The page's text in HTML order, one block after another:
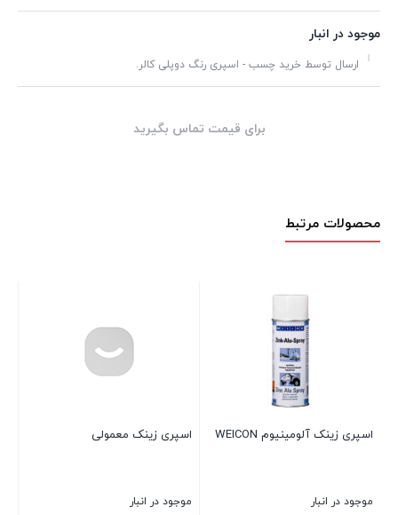
موجود در انبار
ارسال توسط خرید چسب - اسپری رنگ دوپلی کالر.
برای قیمت تماس بگیرید
محصولات مرتبط
اسپری زینک آلومینیوم WEICON
موجود در انبار
اسپری زینک معمولی
موجود در انبار